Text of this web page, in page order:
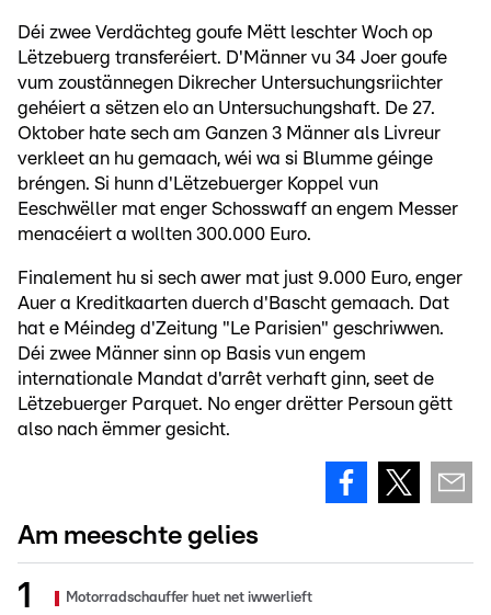
Déi zwee Verdächteg goufe Mëtt leschter Woch op
Lëtzebuerg transferéiert. D'Männer vu 34 Joer goufe
vum zoustännegen Dikrecher Untersuchungsriichter
gehéiert a sëtzen elo an Untersuchungshaft. De 27.
Oktober hate sech am Ganzen 3 Männer als Livreur
verkleet an hu gemaach, wéi wa si Blumme géinge
bréngen. Si hunn d'Lëtzebuerger Koppel vun
Eeschwëller mat enger Schosswaff an engem Messer
menacéiert a wollten 300.000 Euro.
Finalement hu si sech awer mat just 9.000 Euro, enger
Auer a Kreditkaarten duerch d'Bascht gemaach. Dat
hat e Méindeg d'Zeitung "Le Parisien" geschriwwen.
Déi zwee Männer sinn op Basis vun engem
internationale Mandat d'arrêt verhaft ginn, seet de
Lëtzebuerger Parquet. No enger drëtter Persoun gëtt
also nach ëmmer gesicht.
Am meeschte gelies
Motorradschauffer huet net iwwerlieft